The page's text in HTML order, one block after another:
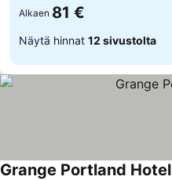
Alkaen 81 €
Näytä hinnat 12 sivustolta
Grange Portland Hotel